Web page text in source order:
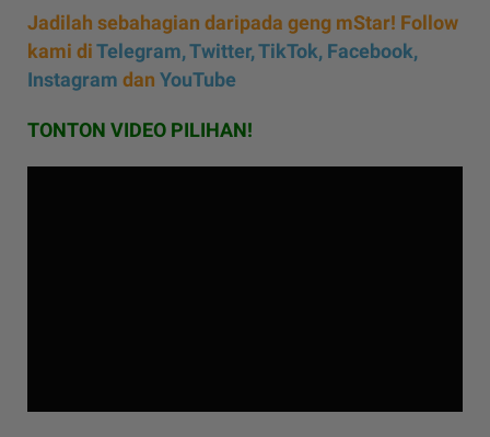
Jadilah sebahagian daripada geng mStar! Follow
kami diTelegram,Twitter,TikTok, Facebook,
Instagram dan YouTube
TONTON VIDEO PILIHAN!